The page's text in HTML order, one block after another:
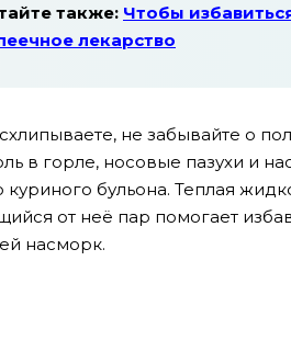
также: Чтобы
лекарство
не забывайте о
в горле, носовые пазухи и
бульона. Теплая
от неё пар помогает
насморк.